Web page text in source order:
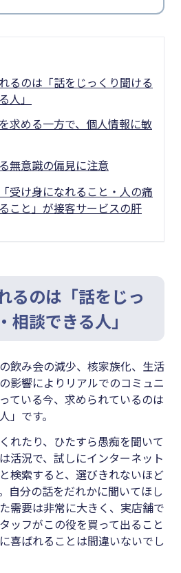
るのは「話をじっくり聞ける
人」
求める一方で、個人情報に敏
無意識の偏見に注意
受け身になれること・人の痛
こと」が接客サービスの肝
るのは「話をじっ
相談できる人」
飲み会の減少、核家族化、生活
影響によりリアルでのコミュニ
ている今、求められているのは
」です。
れたり、ひたすら愚痴を聞いて
活況で、試しにインターネット
検索すると、選びきれないほど
自分の話をだれかに聞いてほし
需要は非常に大きく、実店舗で
ッフがこの役を買って出ること
喜ばれることは間違いないでし